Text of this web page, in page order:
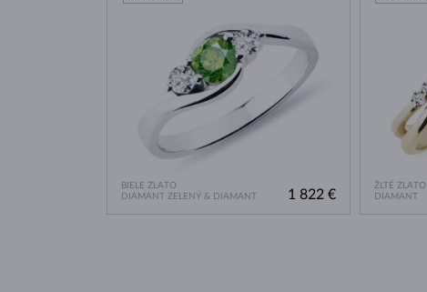
BIELE ZLATO
DIAMANT ZELENÝ & DIAMANT
1 822 €
ŽLTÉ ZLATO
DIAMANT